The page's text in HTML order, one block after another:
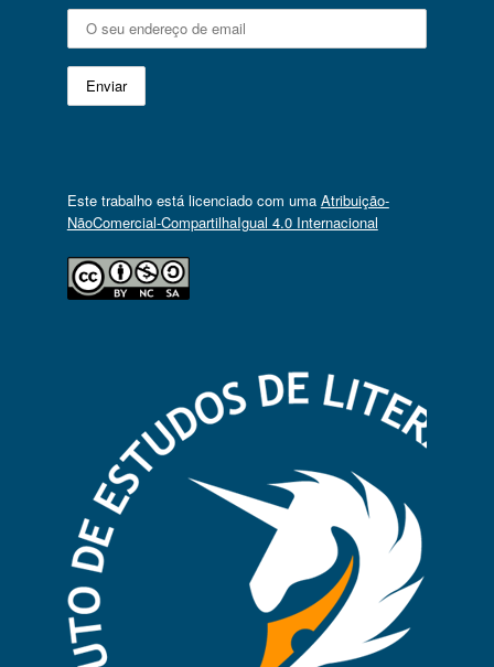
Este trabalho está licenciado com uma Atribuição-
NãoComercial-CompartilhaIgual 4.0 Internacional